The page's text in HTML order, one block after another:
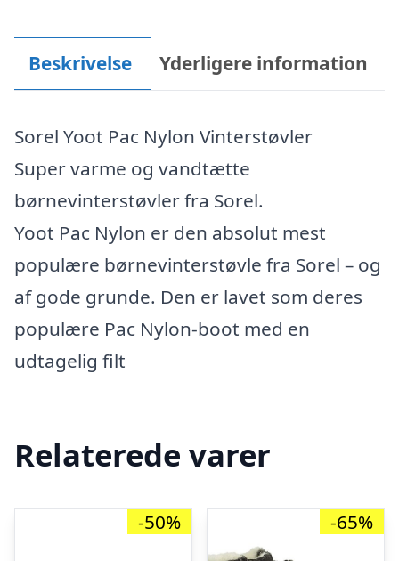
Beskrivelse Yderligere information
Sorel Yoot Pac Nylon Vinterstøvler
Super varme og vandtætte
børnevinterstøvler fra Sorel.
Yoot Pac Nylon er den absolut mest
populære børnevinterstøvle fra Sorel – og
af gode grunde. Den er lavet som deres
populære Pac Nylon-boot med en
udtagelig filt
Relaterede varer
-50% -65%